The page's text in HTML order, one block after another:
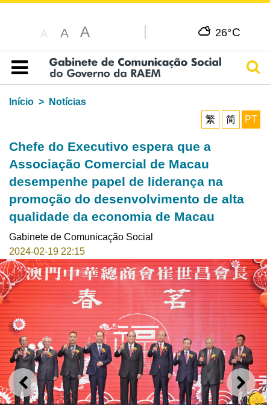
A A A 26°C
Índice
Início
Notícias
繁
简 PT
Chefe do Executivo espera que a
Associação Comercial de Macau
desempenhe papel de liderança na
promoção do desenvolvimento de alta
qualidade da economia de Macau
Gabinete de Comunicação Social
2024-02-19 22:15
ANTERIOR